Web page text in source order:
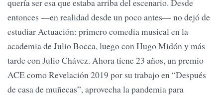
quería ser esa que estaba arriba del escenario. Desde
entonces —en realidad desde un poco antes— no dejó de
estudiar Actuación: primero comedia musical en la
academia de Julio Bocca, luego con Hugo Midón y más
tarde con Julio Chávez. Ahora tiene 23 años, un premio
ACE como Revelación 2019 por su trabajo en “Después
de casa de muñecas”, aprovecha la pandemia para